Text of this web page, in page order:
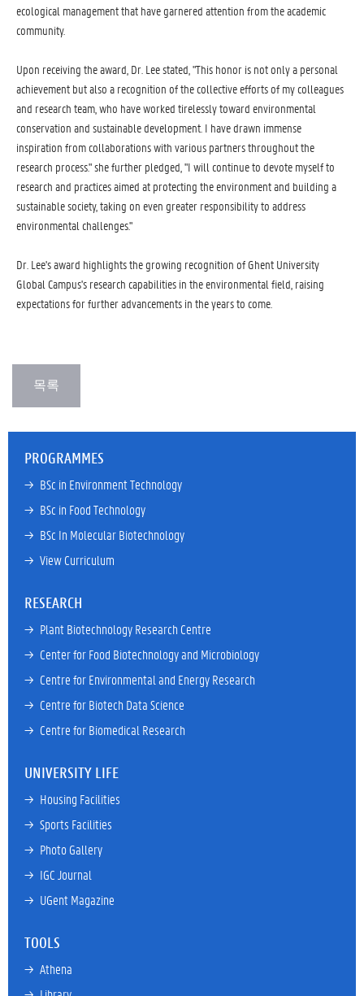
ecological management that have garnered attention from the academic
community.
Upon receiving the award, Dr. Lee stated, "This honor is not only a personal
achievement but also a recognition of the collective efforts of my colleagues
and research team, who have worked tirelessly toward environmental
conservation and sustainable development. I have drawn immense
inspiration from collaborations with various partners throughout the
research process." she further pledged, "I will continue to devote myself to
research and practices aimed at protecting the environment and building a
sustainable society, taking on even greater responsibility to address
environmental challenges."
Dr. Lee's award highlights the growing recognition of Ghent University
Global Campus's research capabilities in the environmental field, raising
expectations for further advancements in the years to come.
PROGRAMMES
→ BSc in Environment Technology
→ BSc in Food Technology
→ BSc In Molecular Biotechnology
→ View Curriculum
RESEARCH
→ Plant Biotechnology Research Centre
→ Center for Food Biotechnology and Microbiology
→ Centre for Environmental and Energy Research
→ Centre for Biotech Data Science
→ Centre for Biomedical Research
UNIVERSITY LIFE
→ Housing Facilities
→ Sports Facilities
→ Photo Gallery
→ IGC Journal
→ UGent Magazine
TOOLS
→ Athena